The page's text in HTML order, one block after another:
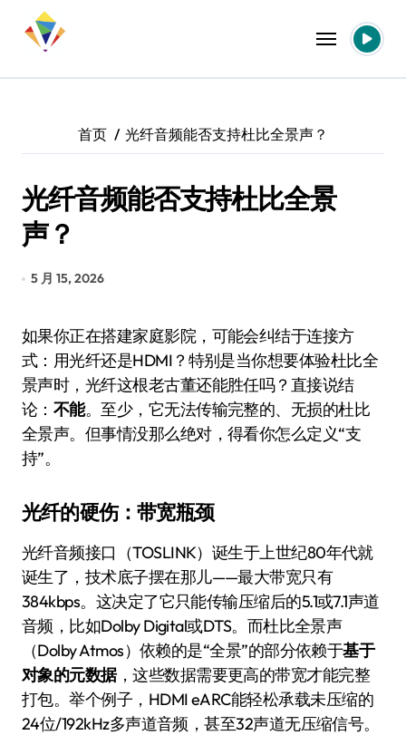
首页 光纤音频能否支持杜比全景声？
光纤音频能否支持杜比全景
声？
5 月 15, 2026
如果你正在搭建家庭影院，可能会纠结于连接方
式：用光纤还是HDMI？特别是当你想要体验杜比全
景声时，光纤这根老古董还能胜任吗？直接说结
论： 不能。至少，它无法传输完整的、无损的杜比
全景声。但事情没那么绝对，得看你怎么定义“支
持”。
光纤的硬伤：带宽瓶颈
光纤音频接口（TOSLINK）诞生于上世纪80年代就
诞生了，技术底子摆在那儿——最大带宽只有
384kbps。这决定了它只能传输压缩后的5.1或7.1声道
音频，比如Dolby Digital或DTS。而杜比全景声
（Dolby Atmos）依赖的是“全景”的部分依赖于基于
对象的元数据，这些数据需要更高的带宽才能完整
打包。举个例子，HDMI eARC能轻松承载未压缩的
24位/192kHz多声道音频，甚至32声道无压缩信号。